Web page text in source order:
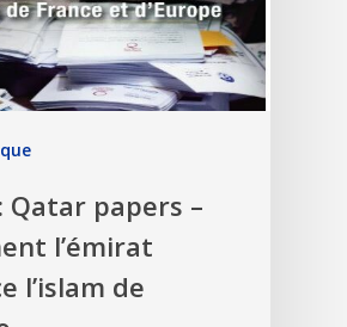
Qatar papers –
l’émirat
l’islam de